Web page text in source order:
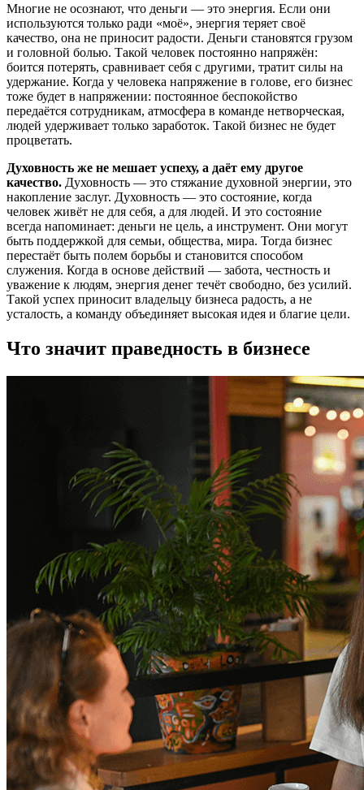
Многие не осознают, что деньги — это энергия. Если они
используются только ради «моё», энергия теряет своё
качество, она не приносит радости. Деньги становятся грузом
и головной болью. Такой человек постоянно напряжён:
боится потерять, сравнивает себя с другими, тратит силы на
удержание. Когда у человека напряжение в голове, его бизнес
тоже будет в напряжении: постоянное беспокойство
передаётся сотрудникам, атмосфера в команде нетворческая,
людей удерживает только заработок. Такой бизнес не будет
процветать.
Духовность же не мешает успеху, а даёт ему другое
качество. Духовность — это стяжание духовной энергии, это
накопление заслуг. Духовность — это состояние, когда
человек живёт не для себя, а для людей. И это состояние
всегда напоминает: деньги не цель, а инструмент. Они могут
быть поддержкой для семьи, общества, мира. Тогда бизнес
перестаёт быть полем борьбы и становится способом
служения. Когда в основе действий — забота, честность и
уважение к людям, энергия денег течёт свободно, без усилий.
Такой успех приносит владельцу бизнеса радость, а не
усталость, а команду объединяет высокая идея и благие цели.
Что значит праведность в бизнесе